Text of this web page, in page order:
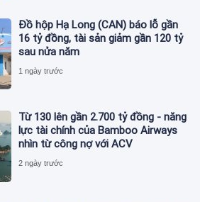
Đồ hộp Hạ Long (CAN) báo lỗ gần
16 tỷ đồng, tài sản giảm gần 120 tỷ
sau nửa năm
1 ngày trước
Từ 130 lên gần 2.700 tỷ đồng - năng
lực tài chính của Bamboo Airways
nhìn từ công nợ với ACV
2 ngày trước